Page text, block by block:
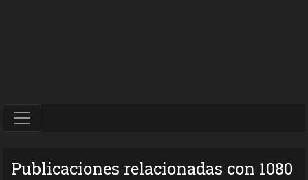
Publicaciones relacionadas con 1080